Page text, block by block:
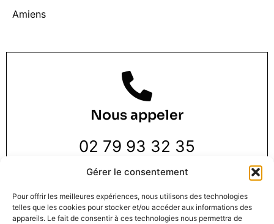
Gérer le consentement
Pour offrir les meilleures expériences, nous utilisons des technologies
telles que les cookies pour stocker et/ou accéder aux informations des
appareils. Le fait de consentir à ces technologies nous permettra de
Amiens
Nous appeler
02 79 93 32 35